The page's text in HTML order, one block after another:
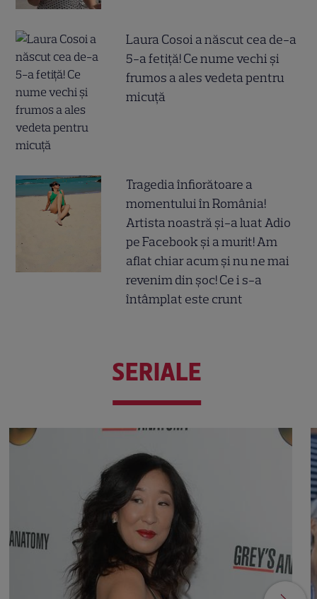
Laura Cosoi a născut cea de-a
5-a fetiță! Ce nume vechi și
frumos a ales vedeta pentru
micuță
Tragedia înfiorătoare a
momentului în România!
Artista noastră și-a luat Adio
pe Facebook și a murit! Am
aflat chiar acum și nu ne mai
revenim din șoc! Ce i s-a
întâmplat este crunt
SERIALE